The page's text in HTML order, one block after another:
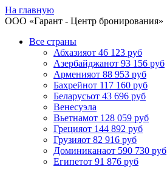
На главную
ООО «Гарант - Центр бронирования»
Все страны
Абхазияот 46 123 руб
Азербайджанот 93 156 руб
Арменияот 88 953 руб
Бахрейнот 117 160 руб
Беларусьот 43 696 руб
Венесуэла
Вьетнамот 128 059 руб
Грецияот 144 892 руб
Грузияот 82 916 руб
Доминиканаот 590 730 руб
Египетот 91 876 руб